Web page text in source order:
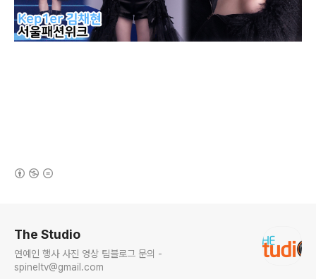
The Studio
연예인 행사 사진 영상 팀블로그 문의 -
spineltv@gmail.com